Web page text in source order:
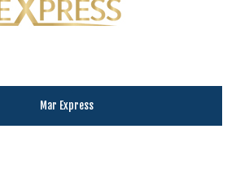
Mar Express